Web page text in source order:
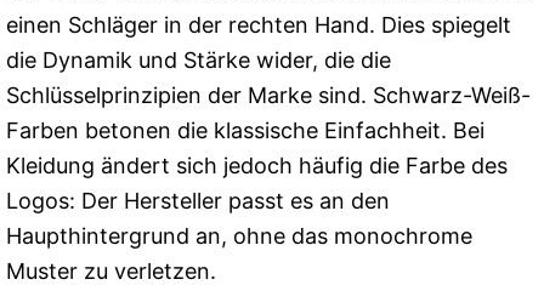
einen Schläger in der rechten Hand. Dies spiegelt
die Dynamik und Stärke wider, die die
Schlüsselprinzipien der Marke sind. Schwarz-Weiß-
Farben betonen die klassische Einfachheit. Bei
Kleidung ändert sich jedoch häufig die Farbe des
Logos: Der Hersteller passt es an den
Haupthintergrund an, ohne das monochrome
Muster zu verletzen.